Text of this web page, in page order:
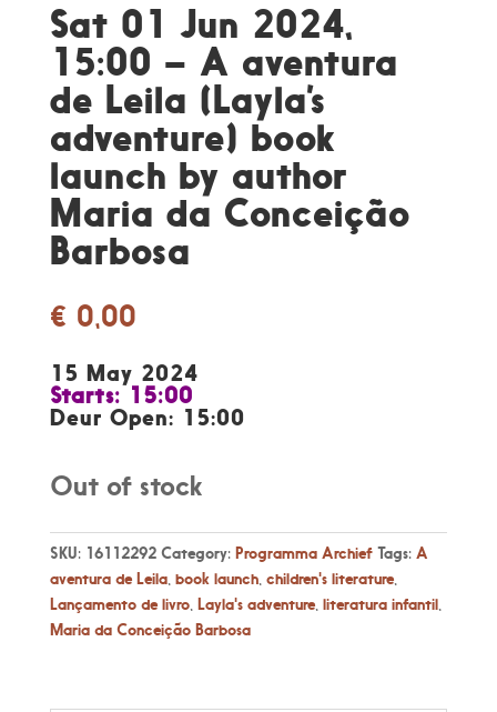
Sat 01 Jun 2024,
15:00 – A aventura
de Leila (Layla’s
adventure) book
launch by author
Maria da Conceição
Barbosa
€ 0,00
15 May 2024
Starts: 15:00
Deur Open: 15:00
Out of stock
SKU: 16112292 Category: Programma Archief Tags: A
aventura de Leila, book launch, children's literature,
Lançamento de livro, Layla's adventure, literatura infantil,
Maria da Conceição Barbosa